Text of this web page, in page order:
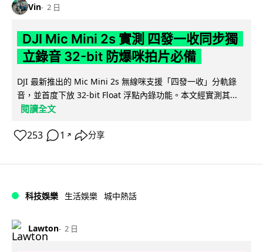
Vin 2 日
DJI Mic Mini 2s 實測 四發一收同步獨
立錄音 32-bit 防爆咪拍片必備
DJI 最新推出的 Mic Mini 2s 無線咪支援「四發一收」分軌錄
音，並首度下放 32-bit Float 浮點內錄功能。本文經實測其...
閱讀全文
253 1 ↗ 分享
科技娛樂 生活娛樂 城中熱話
Lawton 2 日